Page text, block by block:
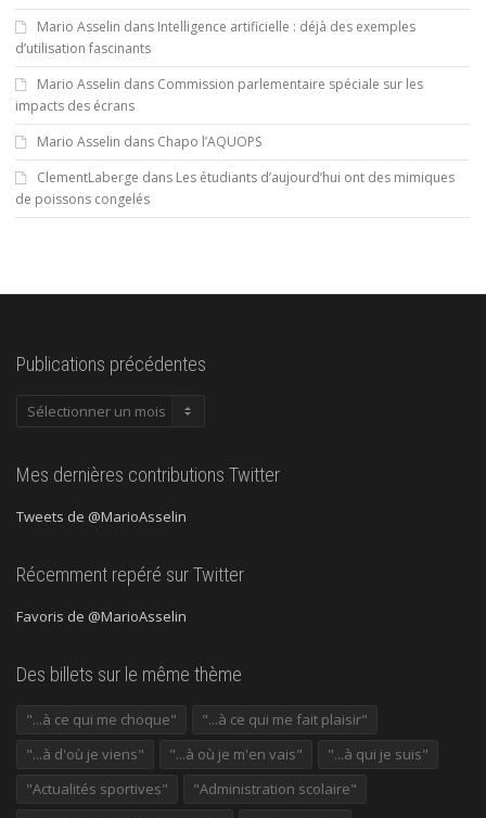
Mario Asselin dans Intelligence artificielle : déjà des exemples
d’utilisation fascinants
Mario Asselin dans Commission parlementaire spéciale sur les
impacts des écrans
Mario Asselin dans Chapo l’AQUOPS
ClementLaberge dans Les étudiants d’aujourd’hui ont des mimiques
de poissons congelés
Publications précédentes
Publications
Mes dernières contributions Twitter
Tweets de @MarioAsselin
Récemment repéré sur Twitter
Favoris de @MarioAsselin
Des billets sur le même thème
"...à ce qui me choque"
"...à ce qui me fait plaisir"
"...à d'où je viens"
"...à où je m'en vais"
"...à qui je suis"
"Actualités sportives"
"Administration scolaire"